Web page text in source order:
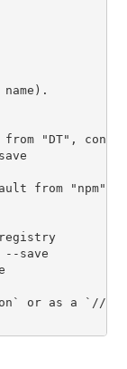
"DT",
from "npm"
save
or as a `///`